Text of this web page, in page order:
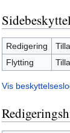
Redigering
Flytting
Vis